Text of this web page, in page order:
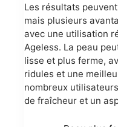
Les résultats
mais plusieurs
avec une utilisation
Ageless. La peau
lisse et plus ferme,
ridules et une
nombreux
de fraîcheur et un